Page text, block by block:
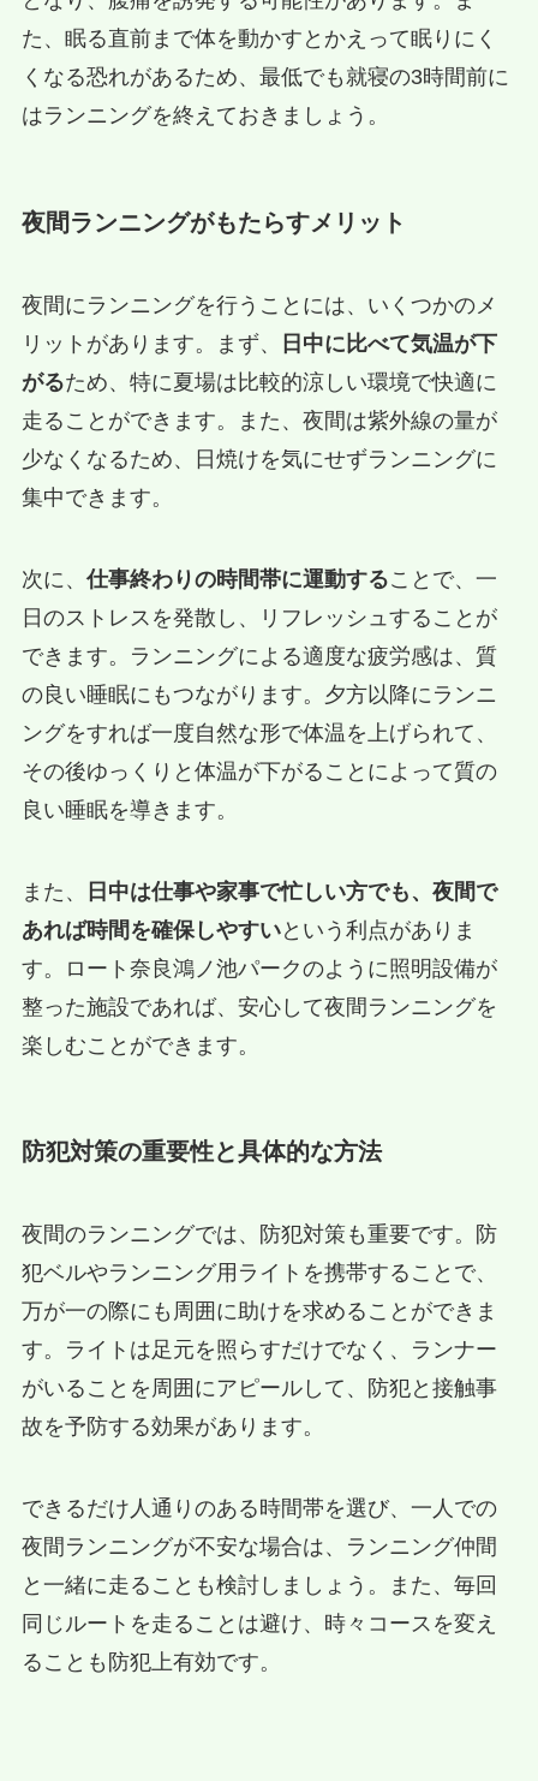
た、眠る直前まで体を動かすとかえって眠りにく
くなる恐れがあるため、最低でも就寝の3時間前に
はランニングを終えておきましょう。
夜間ランニングがもたらすメリット
夜間にランニングを行うことには、いくつかのメ
リットがあります。まず、
日中に比べて気温が下
がるため、特に夏場は比較的涼しい環境で快適に
走ることができます。また、夜間は紫外線の量が
少なくなるため、日焼けを気にせずランニングに
集中できます。
次に、 仕事終わりの時間帯に運動することで、一
日のストレスを発散し、リフレッシュすることが
できます。ランニングによる適度な疲労感は、質
の良い睡眠にもつながります。夕方以降にランニ
ングをすれば一度自然な形で体温を上げられて、
その後ゆっくりと体温が下がることによって質の
良い睡眠を導きます。
また、
日中は仕事や家事で忙しい方でも、夜間で
あれば時間を確保しやすいという利点がありま
す。ロート奈良鴻ノ池パークのように照明設備が
整った施設であれば、安心して夜間ランニングを
楽しむことができます。
防犯対策の重要性と具体的な方法
夜間のランニングでは、防犯対策も重要です。防
犯ベルやランニング用ライトを携帯することで、
万が一の際にも周囲に助けを求めることができま
す。ライトは足元を照らすだけでなく、ランナー
がいることを周囲にアピールして、防犯と接触事
故を予防する効果があります。
できるだけ人通りのある時間帯を選び、一人での
夜間ランニングが不安な場合は、ランニング仲間
と一緒に走ることも検討しましょう。また、毎回
同じルートを走ることは避け、時々コースを変え
ることも防犯上有効です。